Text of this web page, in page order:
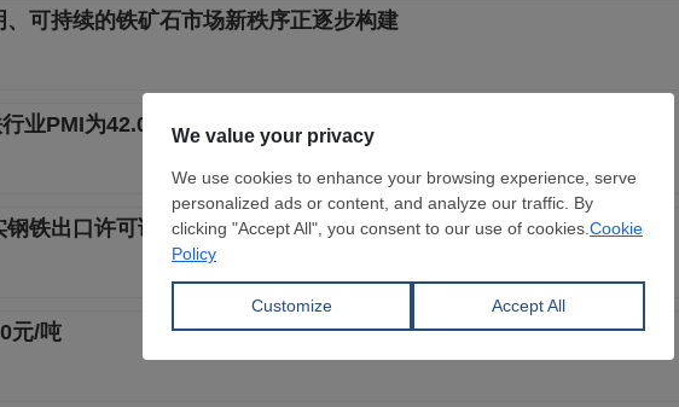
可持续的铁矿石市场新秩序正逐步构建
业PMI为42.0% 处于荣枯线以下
铁出口许可证管理制度
元/吨